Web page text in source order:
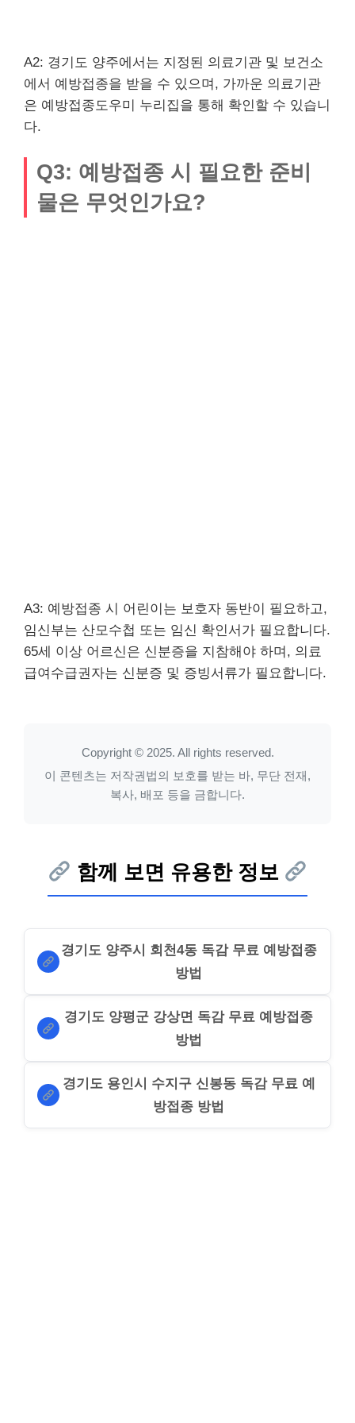
A2: 경기도 양주에서는 지정된 의료기관 및 보건소
에서 예방접종을 받을 수 있으며, 가까운 의료기관
은 예방접종도우미 누리집을 통해 확인할 수 있습니
다.
Q3: 예방접종 시 필요한 준비
물은 무엇인가요?
A3: 예방접종 시 어린이는 보호자 동반이 필요하고,
임신부는 산모수첩 또는 임신 확인서가 필요합니다.
65세 이상 어르신은 신분증을 지참해야 하며, 의료
급여수급권자는 신분증 및 증빙서류가 필요합니다.
Copyright © 2025. All rights reserved.
이 콘텐츠는 저작권법의 보호를 받는 바, 무단 전재,
복사, 배포 등을 금합니다.
함께 보면 유용한 정보
경기도 양주시 회천4동 독감 무료 예방접종
방법
경기도 양평군 강상면 독감 무료 예방접종
방법
경기도 용인시 수지구 신봉동 독감 무료 예
방접종 방법